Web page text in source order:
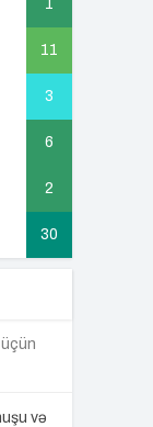
1
11
3
6
2
30
üçün
və